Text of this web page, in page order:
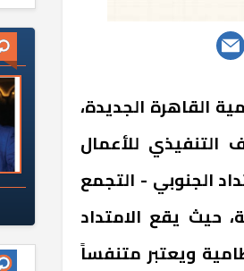
القاهرة الجديدة،
التنفيذي للأعمال
الجنوبي - التجمع
بالمدينة، حيث يقع الامتداد
ويعتبر متنفساً